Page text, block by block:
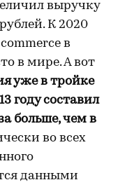
выручку
К 2020
в
в мире. А вот
уже в тройке
году составил
больше, чем в
во всех
данными